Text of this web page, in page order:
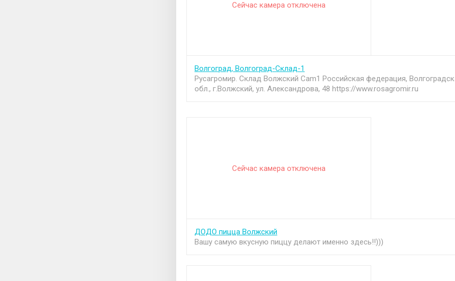
Сейчас камера отключена
Волгоград, Волгоград-Склад-1
Русагромир. Склад Волжский Cam1 Российская федерация,
обл., г.Волжский, ул. Александрова, 48 https://www.rosagromir.ru
Сейчас камера отключена
ДОДО пицца Волжский
Вашу самую вкусную пиццу делают именно здесь!!)))